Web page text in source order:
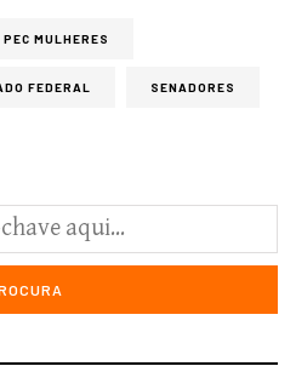
PEC MULHERES
FEDERAL SENADORES